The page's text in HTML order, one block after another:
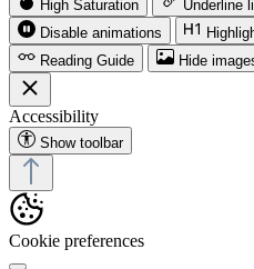
High Saturation
Underline
Disable animations
Reading Guide
Hide
Accessibility
Show toolbar
Cookie preferences